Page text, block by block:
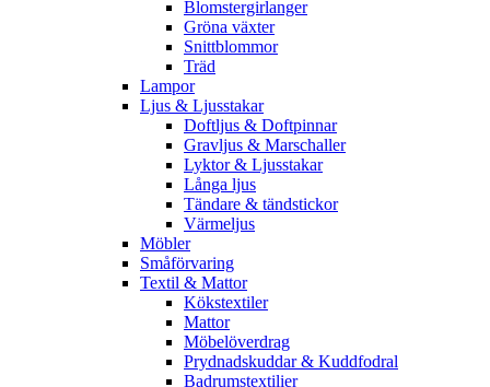
Blomstergirlanger
Gröna växter
Snittblommor
Träd
Lampor
Ljus & Ljusstakar
Doftljus & Doftpinnar
Gravljus & Marschaller
Lyktor & Ljusstakar
Långa ljus
Tändare & tändstickor
Värmeljus
Möbler
Småförvaring
Textil & Mattor
Kökstextiler
Mattor
Möbelöverdrag
Prydnadskuddar & Kuddfodral
Badrumstextilier